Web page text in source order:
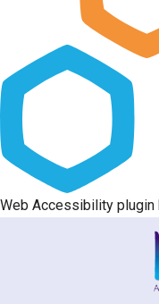
Web Accessibility plugin